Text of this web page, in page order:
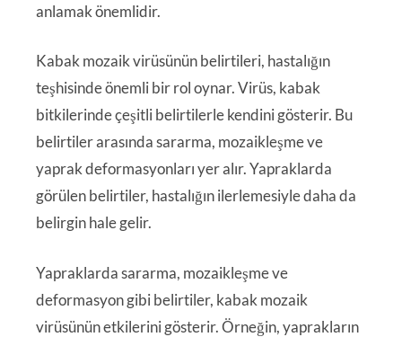
anlamak önemlidir.
Kabak mozaik virüsünün belirtileri, hastalığın
teşhisinde önemli bir rol oynar. Virüs, kabak
bitkilerinde çeşitli belirtilerle kendini gösterir. Bu
belirtiler arasında sararma, mozaikleşme ve
yaprak deformasyonları yer alır. Yapraklarda
görülen belirtiler, hastalığın ilerlemesiyle daha da
belirgin hale gelir.
Yapraklarda sararma, mozaikleşme ve
deformasyon gibi belirtiler, kabak mozaik
virüsünün etkilerini gösterir. Örneğin, yaprakların